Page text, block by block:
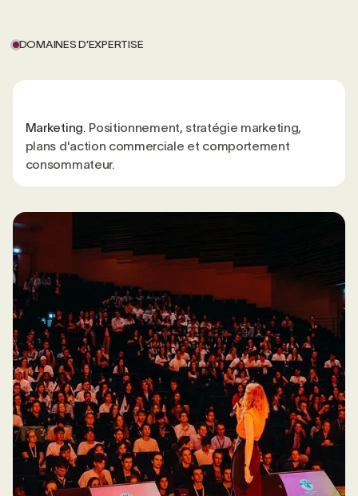
DOMAINES D’EXPERTISE
Marketing. Positionnement, stratégie marketing,
plans d'action commerciale et comportement
consommateur.